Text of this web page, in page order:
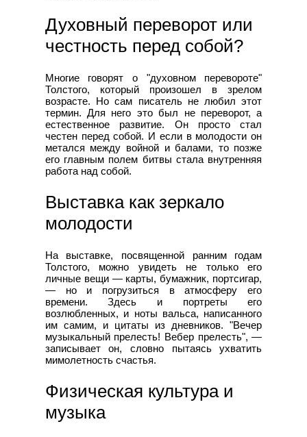
Духовный переворот или
честность перед собой?
Многие говорят о "духовном перевороте"
Толстого, который произошел в зрелом
возрасте. Но сам писатель не любил этот
термин. Для него это был не переворот, а
естественное развитие. Он просто стал
честен перед собой. И если в молодости он
метался между войной и балами, то позже
его главным полем битвы стала внутренняя
работа над собой.
Выставка как зеркало
молодости
На выставке, посвященной ранним годам
Толстого, можно увидеть не только его
личные вещи — карты, бумажник, портсигар,
— но и погрузиться в атмосферу его
времени. Здесь и портреты его
возлюбленных, и ноты вальса, написанного
им самим, и цитаты из дневников. "Вечер
музыкальный прелесть! Вебер прелесть", —
записывает он, словно пытаясь ухватить
мимолетность счастья.
Физическая культура и
музыка